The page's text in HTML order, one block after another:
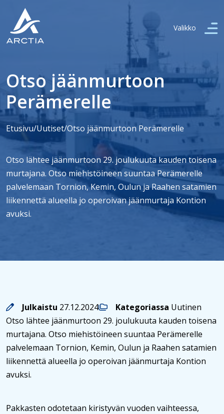
Valikko
Otso jäänmurtoon
Perämerelle
Etusivu/Uutiset/Otso jäänmurtoon Perämerelle
Otso lähtee jäänmurtoon 29. joulukuuta kauden toisena
murtajana. Otso miehistöineen suuntaa Perämerelle
palvelemaan Tornion, Kemin, Oulun ja Raahen satamien
liikennettä alueella jo operoivan jäänmurtaja Kontion
avuksi.
Julkaistu 27.12.2024 Kategoriassa Uutinen
Otso lähtee jäänmurtoon 29. joulukuuta kauden toisena
murtajana. Otso miehistöineen suuntaa Perämerelle
palvelemaan Tornion, Kemin, Oulun ja Raahen satamien
liikennettä alueella jo operoivan jäänmurtaja Kontion
avuksi.
Pakkasten odotetaan kiristyvän vuoden vaihteessa,